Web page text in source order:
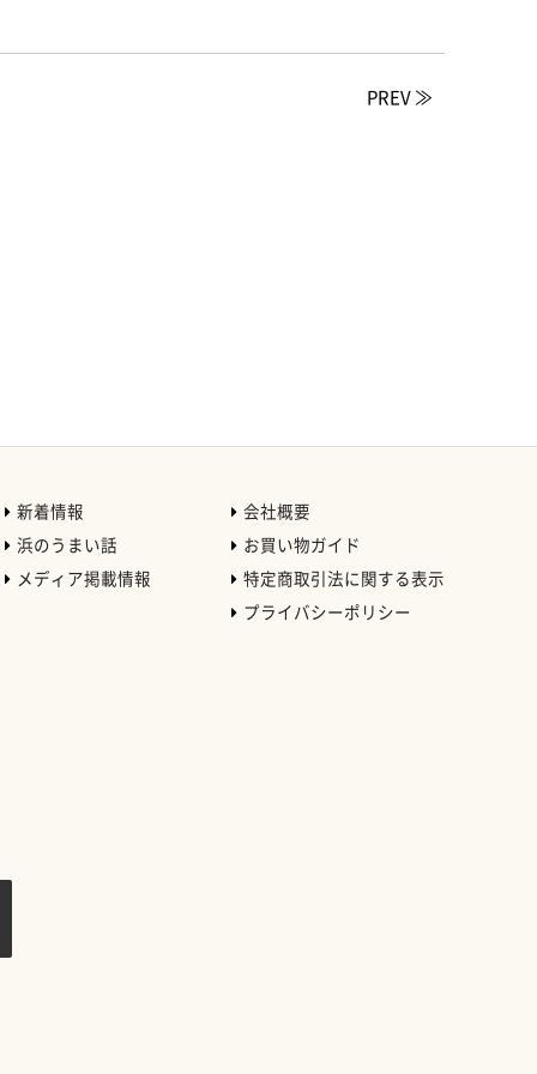
PREV ≫
新着情報
浜のうまい話
メディア掲載情報
会社概要
お買い物ガイド
特定商取引法に関する表示
プライバシーポリシー